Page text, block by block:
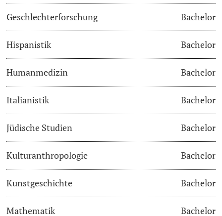
Studienfinanzierung
Berufseinstieg & Laufbahnberatung
Soziales & Gesundheit
Koordinationsstelle für Geflüchtete
Beratungswegweiser
Geschlechterforschung Bachelor
Hispanistik Bachelor
Humanmedizin Bachelor
Italianistik Bachelor
Jüdische Studien Bachelor
Kulturanthropologie Bachelor
Kunstgeschichte Bachelor
Mathematik Bachelor